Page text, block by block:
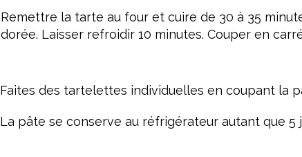
Remettre la tarte au four et cuire de 30 à 35
dorée. Laisser refroidir 10 minutes. Couper en
Faites des tartelettes individuelles en coupant la
La pâte se conserve au réfrigérateur autant que 5